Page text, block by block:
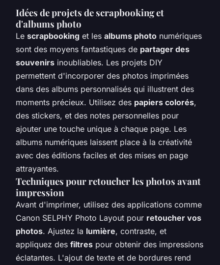
Idées de projets de scrapbooking et
d'albums photo
Le scrapbooking et les albums photo numériques
sont des moyens fantastiques de partager des
souvenirs inoubliables. Les projets DIY
permettent d'incorporer des photos imprimées
dans des albums personnalisés qui illustrent des
moments précieux. Utilisez des papiers colorés,
des stickers, et des notes personnelles pour
ajouter une touche unique à chaque page. Les
albums numériques laissent place à la créativité
avec des éditions faciles et des mises en page
attrayantes.
Techniques pour retoucher les photos avant
impression
Avant d'imprimer, utilisez des applications comme
Canon SELPHY Photo Layout pour retoucher vos
photos. Ajustez la lumière, contraste, et
appliquez des filtres pour obtenir des impressions
éclatantes. L'ajout de texte et de bordures rend